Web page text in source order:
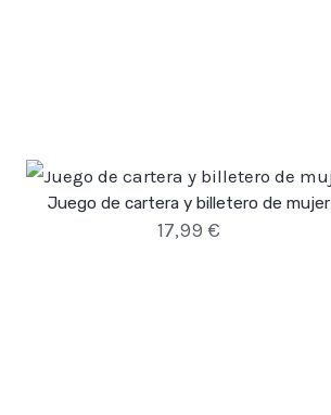
Juego de cartera y billetero de mujer
17,99 €